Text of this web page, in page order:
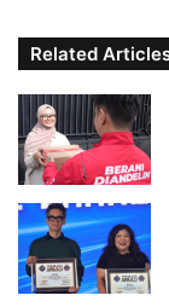
Related